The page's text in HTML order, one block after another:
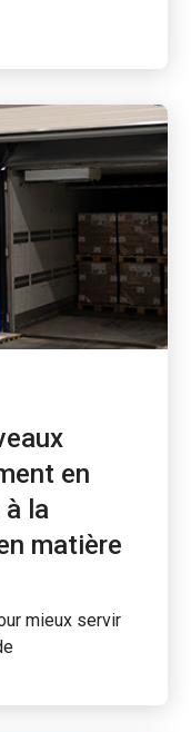
en
à la
matière
mieux servir